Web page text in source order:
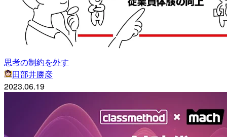
思考の制約を外す
田部井勝彦
2023.06.19